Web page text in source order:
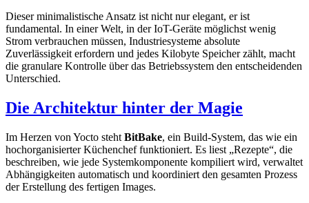
Dieser minimalistische Ansatz ist nicht nur elegant, er ist
fundamental. In einer Welt, in der IoT-Geräte möglichst wenig
Strom verbrauchen müssen, Industriesysteme absolute
Zuverlässigkeit erfordern und jedes Kilobyte Speicher zählt, macht
die granulare Kontrolle über das Betriebssystem den entscheidenden
Unterschied.
Die Architektur hinter der Magie
Im Herzen von Yocto steht BitBake, ein Build-System, das wie ein
hochorganisierter Küchenchef funktioniert. Es liest „Rezepte“, die
beschreiben, wie jede Systemkomponente kompiliert wird, verwaltet
Abhängigkeiten automatisch und koordiniert den gesamten Prozess
der Erstellung des fertigen Images.